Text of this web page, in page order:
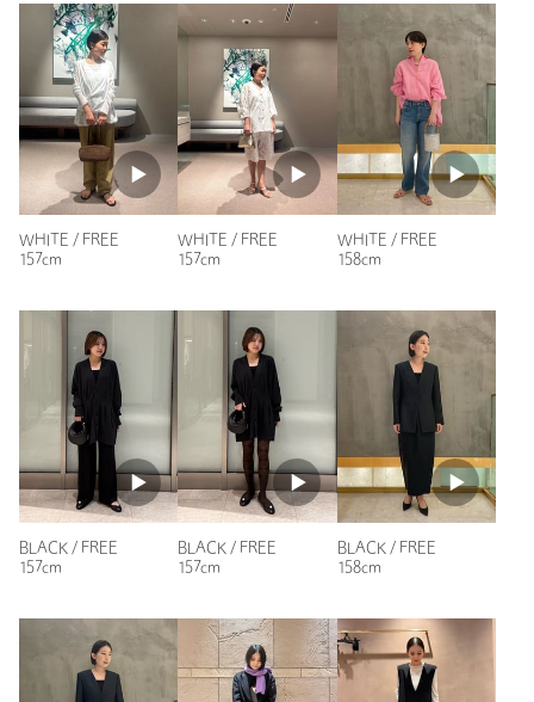
対象外商品 返品等について
裾上げ 対象外商品 裾上げについて
タイプ WOMEN
カテゴリー トップス | タンクトップ / キャミソール
サイズ
洗濯表示 手洗い可
原産国 日本製
商品番号 8717-6-990059
ラカップを変えたりして着用しています。
雑誌で複数回見ることがあり、背中のデザインが特徴的なブラ
トップが欲しくて在庫のある店舗で購入しました。
シアートップスや、背中の開くワンピースやサロペットに合わ
せて着ています。
性別：女性
年代： 30代前半
身長：
162cm
普段の着用サイズ：M
ニックネーム： コアクマ
投稿日： 2024年11月4日
購入サイズ：FREE
｜
購入カラー：BLACK
購入商品のサイズ感： 少し大きい
薄いシャッツやトップスに長い夏に大活躍してくれました。
色もちょうど黒が欲しかったので、黒を購入。
サイズ感は少し大きいと思いましたが、夏にはよかったと思い
WHITE / FREE
157cm
WHITE / FREE
157cm
WHITE / FREE
158cm
BLACK / FREE
157cm
BLACK / FREE
157cm
BLACK / FREE
158cm